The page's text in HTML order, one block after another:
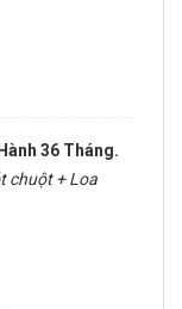
36 Tháng.
chuột + Loa